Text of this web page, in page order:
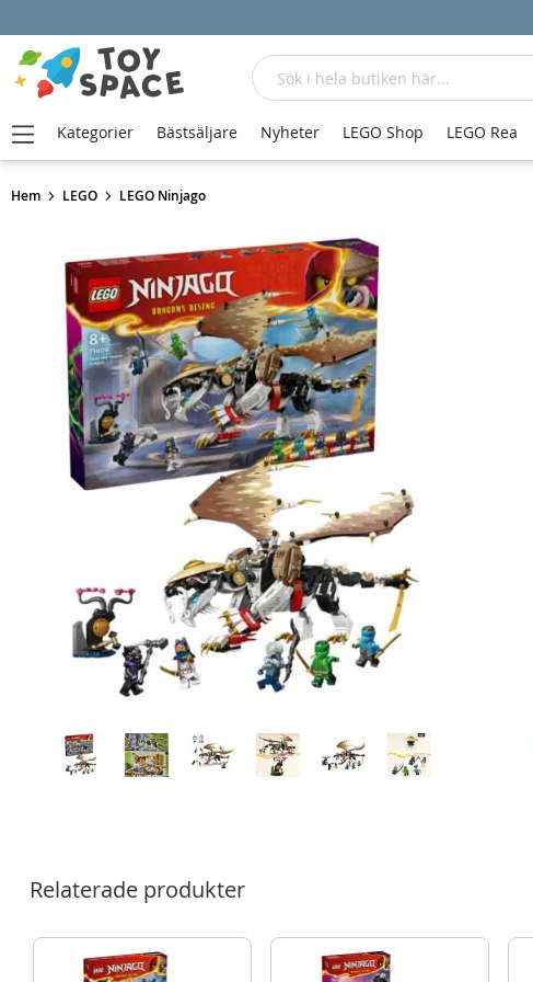
Hem LEGO LEGO Ninjago
Relaterade produkter
Sök
Kategorier Bästsäljare Nyheter LEGO Shop LEGO Rea